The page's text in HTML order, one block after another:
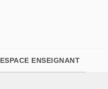
ESPACE ENSEIGNANT